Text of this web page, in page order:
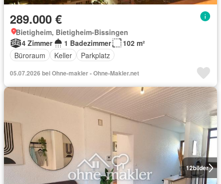
289.000 €
Bietigheim, Bietigheim-Bissingen
4 Zimmer
1 Badezimmer
102 m²
Büroraum
Keller Parkplatz
05.07.2026 bei Ohne-makler - Ohne-Makler.net
12bilder